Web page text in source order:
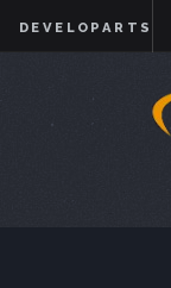
DEVELOPARTS